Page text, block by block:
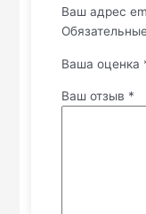
Ваш адрес
Ваша оценка
Ваш отзыв *